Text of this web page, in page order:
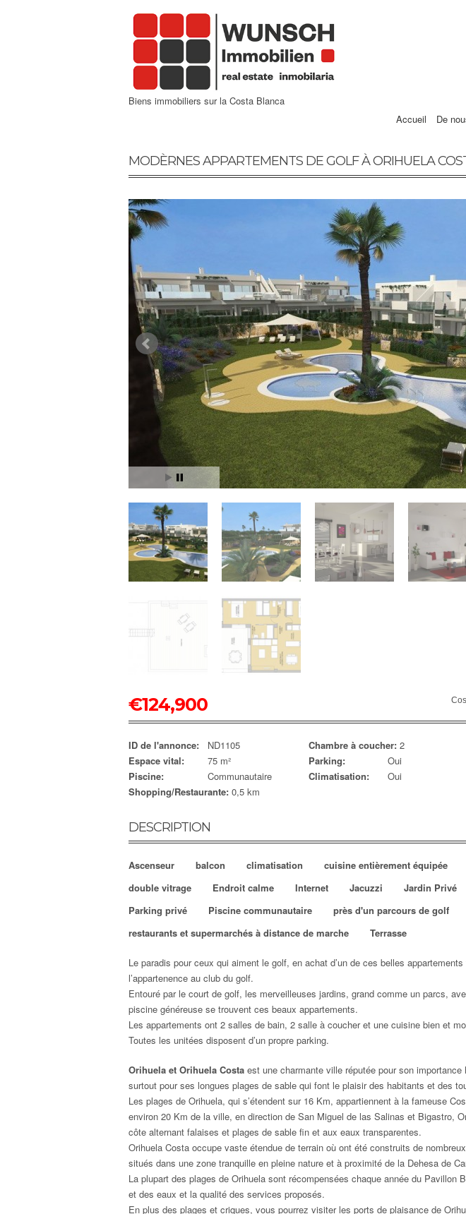
Biens immobiliers sur la Costa Blanca
Accueil
De
MODÈRNES APPARTEMENTS DE GOLF À ORIHUELA
€124,900
ID de l'annonce: ND1105 Chambre à coucher: 2
Espace vital:
75 m² Parking: Oui
Piscine:
Communautaire Climatisation: Oui
Shopping/Restaurante: 0,5 km
DESCRIPTION
Ascenseur balcon climatisation cuisine entièrement équipée
double vitrage
Endroit calme Internet Jacuzzi Jardin Privé
Parking privé
Piscine communautaire
près d'un parcours de golf
restaurants et supermarchés à distance de marche
Terrasse
Le paradis pour ceux qui aiment le golf, en achat d’un de ces belles appartements
l’appartenence au club du golf.
Entouré par le court de golf, les merveilleuses jardins, grand comme un parcs,
piscine généreuse se trouvent ces beaux appartements.
Les appartements ont 2 salles de bain, 2 salle à coucher et une cuisine bien et
Toutes les unitées disposent d’un propre parking.
Orihuela et Orihuela Costa est une charmante ville réputée pour son
surtout pour ses longues plages de sable qui font le plaisir des habitants et des
Les plages de Orihuela, qui s’étendent sur 16 Km, appartiennent à la fameuse
environ 20 Km de la ville, en direction de San Miguel de las Salinas et Bigastro,
côte alternant falaises et plages de sable fin et aux eaux transparentes.
Orihuela Costa occupe vaste étendue de terrain où ont été construits de
situés dans une zone tranquille en pleine nature et à proximité de la Dehesa de
La plupart des plages de Orihuela sont récompensées chaque année du Pavillon
et des eaux et la qualité des services proposés.
En plus des plages et criques, vous pourrez visiter les ports de plaisance de